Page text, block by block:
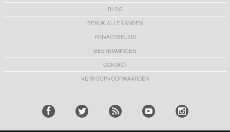
BLOG
BEKIJK ALLE LANDEN
PRIVACYBELEID
BESTEMMINGEN
CONTACT
VERKOOPVOORWAARDEN